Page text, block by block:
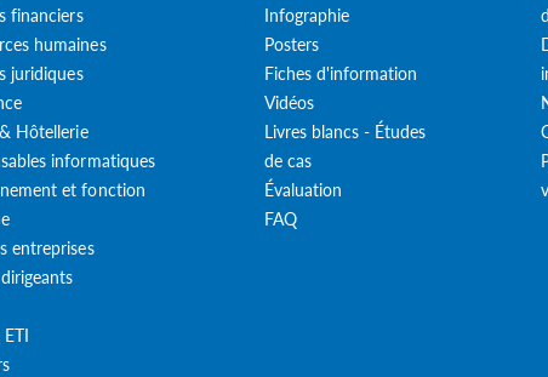
financiers
humaines
juridiques
Hôtellerie
informatiques
et fonction
entreprises
Infographie
Posters
Fiches d'information
Vidéos
Livres blancs - Études
de cas
Évaluation
FAQ